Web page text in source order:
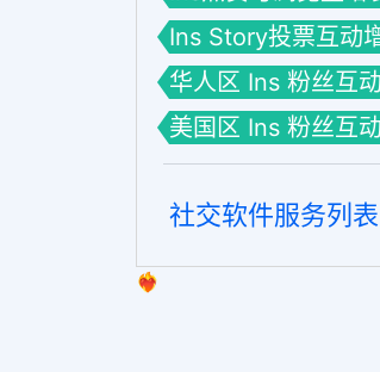
Ins Story投票互动
华人区 Ins 粉丝互
美国区 Ins 粉丝互
社交软件服务列
❤️‍🔥